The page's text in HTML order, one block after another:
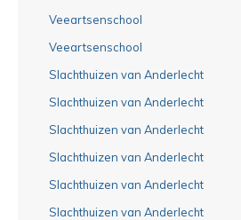
Veeartsenschool
Veeartsenschool
Slachthuizen van Anderlecht
Slachthuizen van Anderlecht
Slachthuizen van Anderlecht
Slachthuizen van Anderlecht
Slachthuizen van Anderlecht
Slachthuizen van Anderlecht